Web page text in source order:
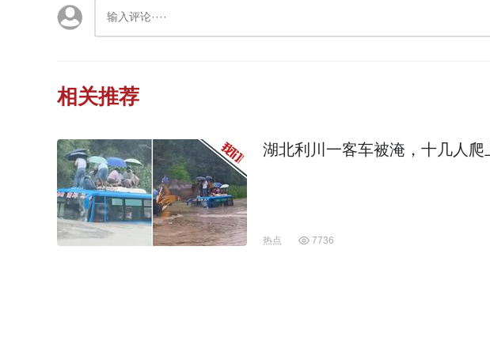
相关推荐
湖北利川一客车被淹，十几人
热点 7736